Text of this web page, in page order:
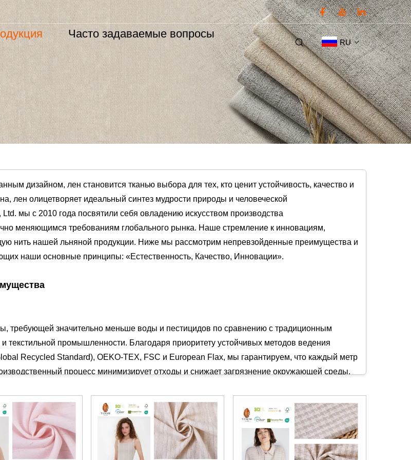
Часто задаваемые вопросы
RU
дизайном, лен становится тканью выбора для тех, кто ценит устойчивость, качество и
лен олицетворяет идеальный синтез мудрости природы и человеческой
мы с 2010 года посвятили себя овладению искусством производства
меняющимся требованиям глобального рынка. Наше стремление к инновациям,
нить нашей льняной продукции. Ниже мы рассмотрим непревзойденные преимущества и
наши основные принципы: «Естественность, Качество, Инновации».
требующей значительно меньше воды и пестицидов по сравнению с традиционным
текстильной промышленности. Благодаря приоритету устойчивых методов ведения
Recycled Standard), OEKO-TEX, FSC и European Flax, мы гарантируем, что каждый метр
процесс минимизирует отходы и снижает загрязнение окружающей среды,
циркуляцию воздуха, что делает его идеальным для теплого климата и активного
сухость и комфорт даже при длительном ношении. Его терморегулирующие
зимой, что делает его универсальным в использовании в течение всего года.